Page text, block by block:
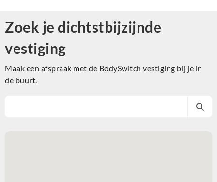
Zoek je dichtstbijzijnde
vestiging
Maak een afspraak met de BodySwitch vestiging bij je in
de buurt.